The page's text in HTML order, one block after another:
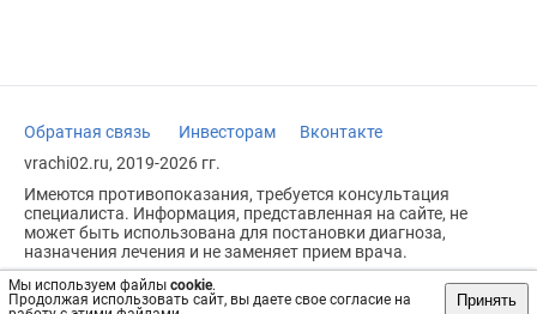
Мы используем файлы cookie.
Продолжая использовать сайт, вы даете свое согласие на
Принять
Обратная связь Инвесторам
Вконтакте
vrachi02.ru, 2019-2026 гг.
Имеются противопоказания, требуется консультация
специалиста. Информация, представленная на сайте, не
может быть использована для постановки диагноза,
назначения лечения и не заменяет прием врача.
Возрастное ограничение: 18+